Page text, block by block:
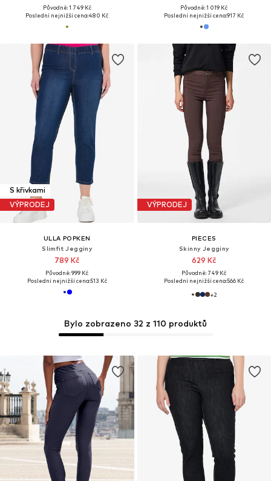
Původně: 1 749 Kč
Poslední nejnižší cena:480 Kč
Původně: 1 019 Kč
Poslední nejnižší cena:917 Kč
S křivkami
VÝPRODEJ
ULLA POPKEN
Slimfit Jeggíny
789 Kč
Původně: 999 Kč
Poslední nejnižší cena:513 Kč
VÝPRODEJ
PIECES
Skinny Jeggíny
629 Kč
Původně: 749 Kč
Poslední nejnižší cena:566 Kč
+2
Bylo zobrazeno 32 z 110 produktů